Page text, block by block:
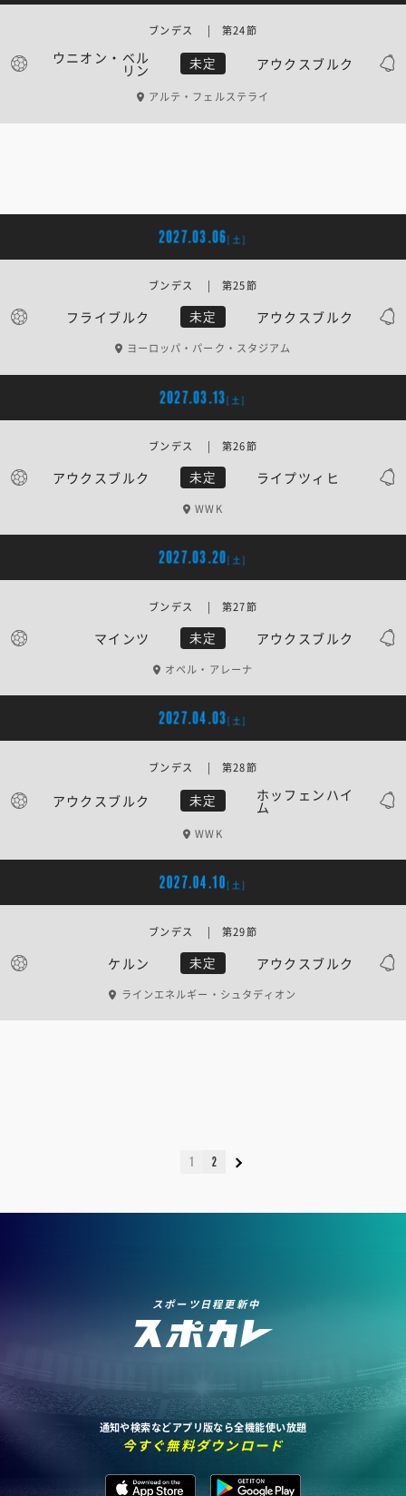
ウニオン・ベル
リン 未定 アウクスブルク
ブンデス | 第24節
アルテ・フェルステライ
2027.03.06[土]
フライブルク 未定 アウクスブルク
ブンデス | 第25節
ヨーロッパ・パーク・スタジアム
2027.03.13[土]
アウクスブルク 未定 ライプツィヒ
ブンデス | 第26節
WWK
2027.03.20[土]
マインツ 未定 アウクスブルク
ブンデス | 第27節
オペル・アレーナ
2027.04.03[土]
アウクスブルク 未定 ホッフェンハイ
ム
ブンデス | 第28節
WWK
2027.04.10 [土]
ケルン 未定 アウクスブルク
ブンデス | 第29節
ラインエネルギー・シュタディオン
1 2
スポーツ日程更新中
通知や検索などアプリ版なら全機能使い放題
今すぐ無料ダウンロード